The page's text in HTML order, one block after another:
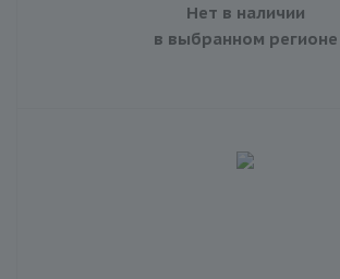
Нет в наличии
в выбранном регионе